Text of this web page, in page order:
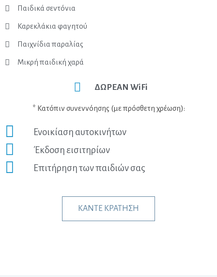
Παιδικά σεντόνια
Καρεκλάκια φαγητού
Παιχνίδια παραλίας
Μικρή παιδική χαρά
ΔΩΡΕΑΝ WiFi
* Κατόπιν συνεννόησης (με πρόσθετη χρέωση):
Ενοικίαση αυτοκινήτων
Έκδοση εισιτηρίων
Επιτήρηση των παιδιών σας
ΚΑΝΤΕ ΚΡΑΤΗΣΗ